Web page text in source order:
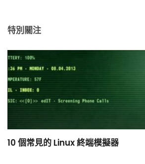
特別關注
10 個常見的 Linux 終端模擬器